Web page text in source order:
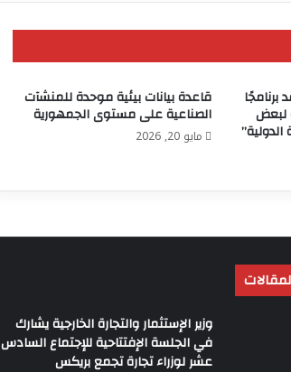
لبعض
قاعدة بيانات بيئية موحدة للمنشآت
الصناعية على مستوى الجمهورية
مايو 20, 2026
وزير الإستثمار والتجارة الخارجية يشارك
في الجلسة الإفتتاحية للإجتماع السادس
عشر لوزراء تجارة تجمع بريكس